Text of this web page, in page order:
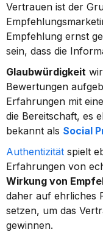
Vertrauen ist der
Empfehlung ernst
sein, dass die
Glaubwürdigkeit
Bewertungen
Erfahrungen mit
die Bereitschaft, es
bekannt als Social
Authentizität spielt
Wirkung von
daher auf ehrliches
setzen, um das
gewinnen.